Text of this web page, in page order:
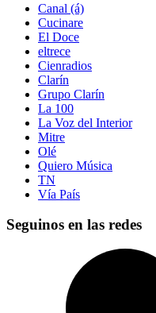
Canal (á)
Cucinare
El Doce
eltrece
Cienradios
Clarín
Grupo Clarín
La 100
La Voz del Interior
Mitre
Olé
Quiero Música
TN
Vía País
Seguinos en las redes